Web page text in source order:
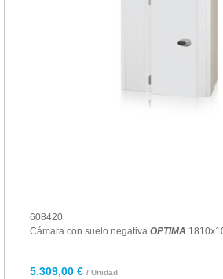
608420
Cámara con suelo negativa OPTIMA
5.309,00 € / Unidad